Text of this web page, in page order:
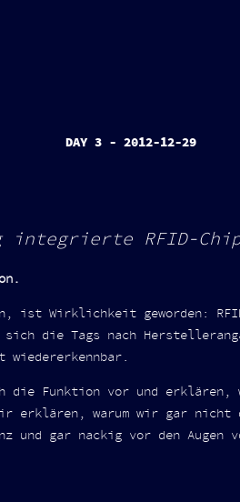
DAY 3 - 2012-12-29
integrierte RFID-
ist Wirklichkeit geworden:
die Tags nach
wiedererkennbar.
die Funktion vor und erklären,
warum wir gar nicht
und gar nackig vor den Augen